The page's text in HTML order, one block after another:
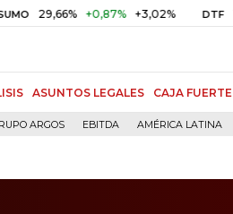
+0,87% +3,02% DTF 10,34%
ASUNTOS LEGALES CAJA FUERTE
ARGOS EBITDA AMÉRICA LATINA